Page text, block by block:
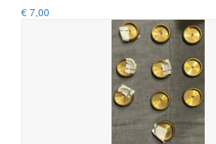
€ 7,00